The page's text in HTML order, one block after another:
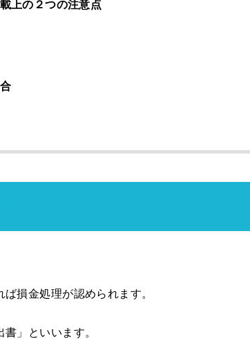
上の２つの注意点
損金処理が認められます。
」といいます。